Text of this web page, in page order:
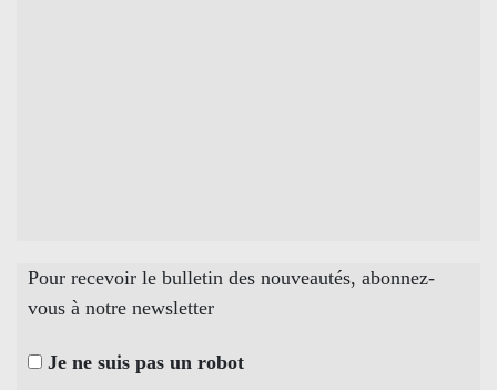
Pour recevoir le bulletin des nouveautés, abonnez-
vous à notre newsletter
Je ne suis pas un robot